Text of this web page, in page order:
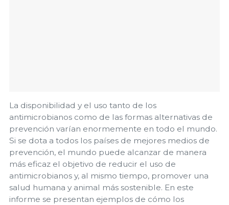
La disponibilidad y el uso tanto de los
antimicrobianos como de las formas alternativas de
prevención varían enormemente en todo el mundo.
Si se dota a todos los países de mejores medios de
prevención, el mundo puede alcanzar de manera
más eficaz el objetivo de reducir el uso de
antimicrobianos y, al mismo tiempo, promover una
salud humana y animal más sostenible. En este
informe se presentan ejemplos de cómo los